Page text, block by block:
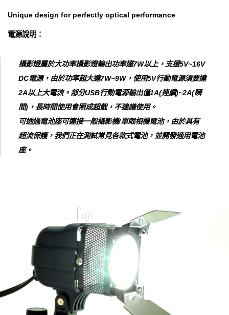
Unique design for perfectly optical performance
電源說明：
攝影燈屬於大功率攝影燈輸出功率達7W以上，支援5V~16V
DC電源，由於功率超大達7W~9W，使用5V行動電源須要達
2A以上大電流。部分USB行動電源輸出僅1A(連續)~2A(瞬
間)，長時間使用會照成超載，不建議使用。
可透過電池座可連接一般攝影機/單眼相機電池，由於具有
超流保護，我們正在測試常見各款式電池，並開發適用電池
座。